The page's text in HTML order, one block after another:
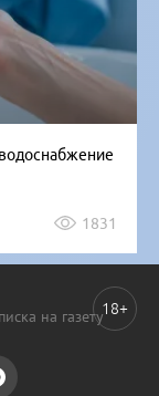
1831
на газету18+